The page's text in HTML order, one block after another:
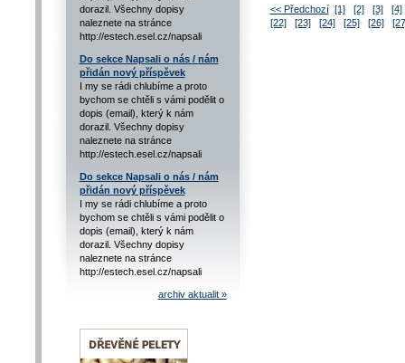
dorazil. Všechny dopisy
naleznete na stránce
http://estech.esel.cz/napsali
Do sekce Napsali o nás / nám
přidán nový příspěvek
I my se rádi chlubíme a proto
bychom se chtěli s vámi podělit o
dopis (email), který k nám
dorazil. Všechny dopisy
naleznete na stránce
http://estech.esel.cz/napsali
Do sekce Napsali o nás / nám
přidán nový příspěvek
I my se rádi chlubíme a proto
bychom se chtěli s vámi podělit o
dopis (email), který k nám
dorazil. Všechny dopisy
naleznete na stránce
http://estech.esel.cz/napsali
archiv aktualit »
<< Předchozí [1] [2] [3]
[4]
[22]
[23] [24] [25] [26]